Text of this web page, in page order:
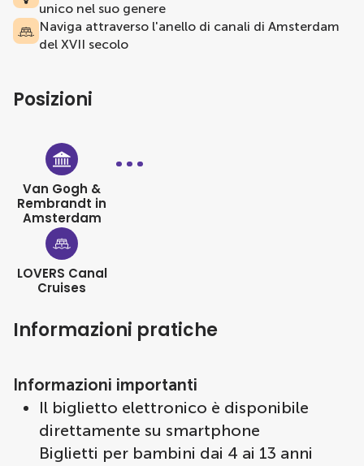
unico nel suo genere
Naviga attraverso l'anello di canali di Amsterdam
del XVII secolo
Posizioni
Van Gogh &
Rembrandt in
Amsterdam
LOVERS Canal
Cruises
Informazioni pratiche
Informazioni importanti
Il biglietto elettronico è disponibile
direttamente su smartphone
Biglietti per bambini dai 4 ai 13 anni